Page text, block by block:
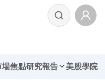
場焦點研究報告 美股學院